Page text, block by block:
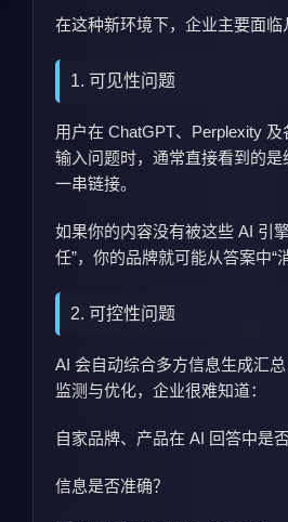
在这种新环境下，企业主要面临
1. 可见性问题
用户在 ChatGPT、Perplexity
输入问题时，通常直接看到的
一串链接。
如果你的内容没有被这些 AI 引
任”，你的品牌就可能从答案中“消
2. 可控性问题
AI 会自动综合多方信息生成汇
监测与优化，企业很难知道：
自家品牌、产品在 AI 回答中是
信息是否准确？